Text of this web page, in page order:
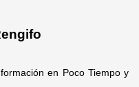
en Poco Tiempo y